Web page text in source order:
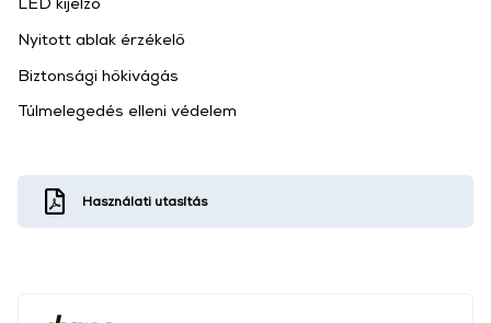
Nyitott ablak érzékelő
Biztonsági hőkivágás
Túlmelegedés elleni védelem
Használati utasítás